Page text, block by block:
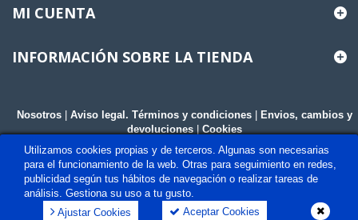
Utilizamos cookies propias y de terceros. Algunas son necesarias
para el funcionamiento de la web. Otras para seguimiento en redes,
publicidad según tus hábitos de navegación o realizar tareas de
análisis. Gestiona su uso a tu gusto.
Aceptar Cookies
Ajustar Cookies
MI CUENTA
INFORMACIÓN SOBRE LA TIENDA
Nosotros Aviso legal. Términos y condiciones
Envios, cambios y
devoluciones |Cookies